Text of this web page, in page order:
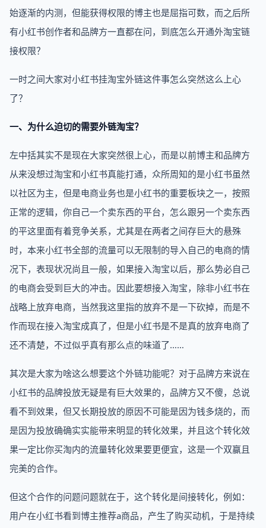
始逐渐的内测，但能获得权限的博主也是屈指可数，而之后所
有小红书创作者和品牌方一直都在问，到底怎么开通外淘宝链
接权限？
一时之间大家对小红书挂淘宝外链这件事怎么突然这么上心
了？
一、为什么迫切的需要外链淘宝？
左中括其实不是现在大家突然很上心，而是以前博主和品牌方
从来没想过淘宝和小红书真能打通，众所周知的是小红书虽然
以社区为主，但是电商业务也是小红书的重要板块之一，按照
正常的逻辑，你自己一个卖东西的平台，怎么跟另一个卖东西
的平这里面有着竞争关系，尤其是在两者之间存巨大的悬殊
时，本来小红书全部的流量可以无限制的导入自己的电商的情
况下，表现状况尚且一般，如果接入淘宝以后，那么势必自己
的电商会受到巨大的冲击。因此要想接入淘宝，除非小红书在
战略上放弃电商，当然我这里指的放弃不是一下砍掉，而是不
作而现在接入淘宝成真了，但是小红书是不是真的放弃电商了
还不清楚，不过似乎真有那么点的味道了……
其次是大家为啥这么想要这个外链功能呢？对于品牌方来说在
小红书的品牌投放无疑是有巨大效果的，品牌方又不傻，总说
看不到效果，但又长期投放的原因不可能是因为钱多烧的，而
是因为投放确确实实能带来明显的转化效果，并且这个转化效
果一定比你买淘内的流量转化效果要更便宜，这是一个双赢且
完美的合作。
但这个合作的问题问题就在于，这个转化是间接转化，例如：
用户在小红书看到博主推荐a商品，产生了购买动机，于是持续